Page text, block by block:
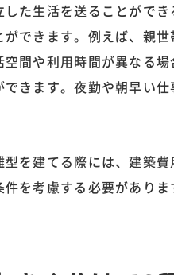
た生活を送ることがで
できます。例えば、親
間や利用時間が異なる
きます。夜勤や朝早い
を建てる際には、建築
を考慮する必要があり